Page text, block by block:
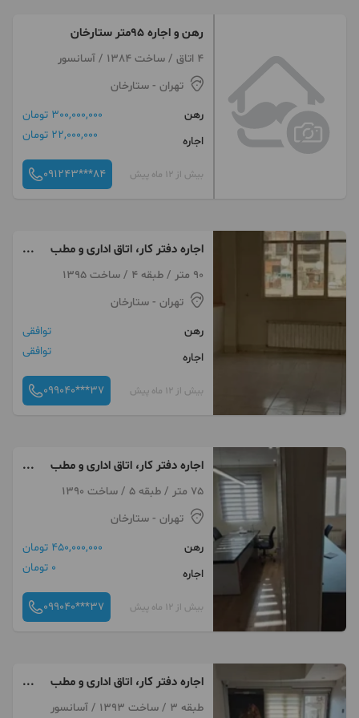
رهن و اجاره ۹۵متر ستارخان
4 اتاق / ساخت 1384 / آسانسور
تهران - ستارخان
رهن
300,000,000 تومان
اجاره
22,000,000 تومان
بیش از 12 ماه پیش 091243***84
اجاره دفتر کار، اتاق اداری و مطب
آپارتمان با موقعیت اداری -نزدیک
مترو
90 متر / طبقه 4 / ساخت 1395
تهران - ستارخان
رهن
توافقی
اجاره
توافقی
بیش از 12 ماه پیش 099040***37
اجاره دفتر کار، اتاق اداری و مطب
75 متر موقعیت اداری بر اصلی
ستارخان
75 متر / طبقه 5 / ساخت 1390
تهران - ستارخان
رهن
450,000,000 تومان
اجاره
0 تومان
بیش از 12 ماه پیش 099040***37
اجاره دفتر کار، اتاق اداری و مطب
آپارتمان با موقعیت اداری ۸۵ متر
طبقه 3 / ساخت 1393 / آسانسور